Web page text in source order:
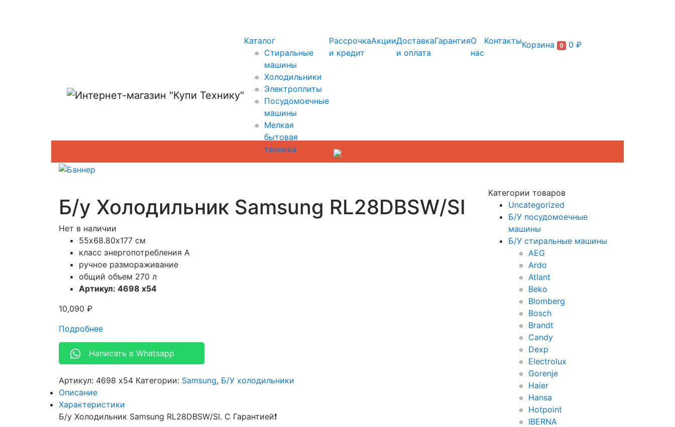
Каталог
Стиральные
машины
Холодильники
Электроплиты
Посудомоечные
машины
Мелкая
бытовая
техника
Рассрочка
и кредит
АкцииДоставка
и оплата
ГарантияО
нас
КонтактыКорзина 0 0 ₽
Б/у Холодильник Samsung RL28DBSW/SI
Нет в наличии
55х68.80х177 см
класс энергопотребления A
ручное размораживание
общий объем 270 л
Артикул: 4698 х54
10,090 ₽
Подробнее
Написать в Whatsapp
Артикул: 4698 х54 Категории: Samsung, Б/У холодильники
Описание
Характеристики
Б/у Холодильник Samsung RL28DBSW/SI. С Гарантией❗
Категории товаров
Uncategorized
Б/У посудомоечные
машины
Б/У стиральные машины
AEG
Ardo
Atlant
Beko
Blomberg
Bosch
Brandt
Candy
Dexp
Electrolux
Gorenje
Haier
Hansa
Hotpoint
IBERNA